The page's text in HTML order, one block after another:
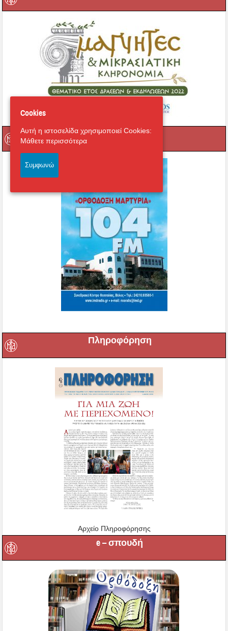
Ραδιόφωνο
Πληροφόρηση
Αρχείο Πληροφόρησης
e – σπουδή
Cookies
Αυτή η ιστοσελίδα χρησιμοποιεί Cookies:
Μάθετε περισσότερα
Συμφωνώ